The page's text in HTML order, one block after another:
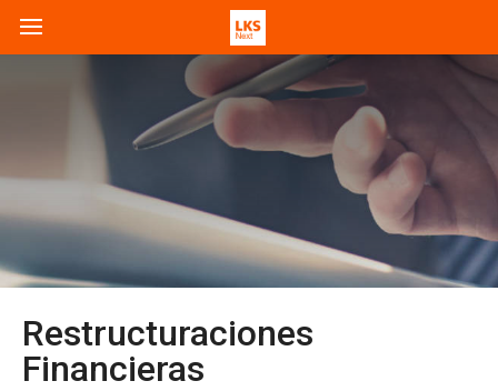
Restructuraciones
Financieras